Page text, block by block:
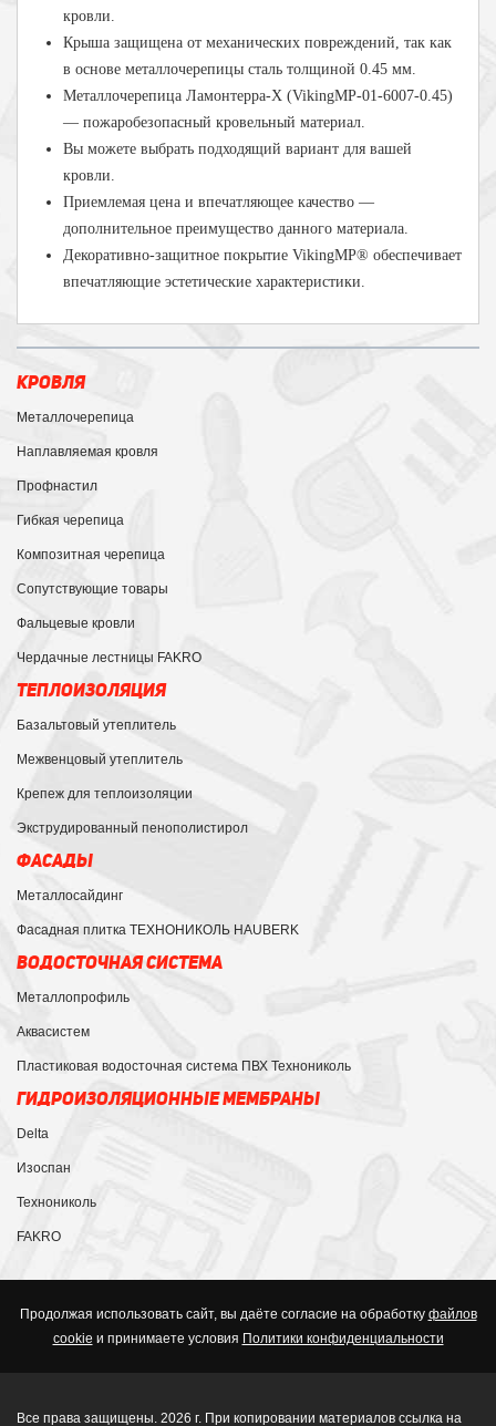
кровли.
Крыша защищена от механических повреждений, так как
в основе металлочерепицы сталь толщиной 0.45 мм.
Металлочерепица Ламонтерра-Х (VikingMP-01-6007-0.45)
— пожаробезопасный кровельный материал.
Вы можете выбрать подходящий вариант для вашей
кровли.
Приемлемая цена и впечатляющее качество —
дополнительное преимущество данного материала.
Декоративно-защитное покрытие VikingMP® обеспечивает
впечатляющие эстетические характеристики.
КРОВЛЯ
Металлочерепица
Наплавляемая кровля
Профнастил
Гибкая черепица
Композитная черепица
Сопутствующие товары
Фальцевые кровли
Чердачные лестницы FAKRO
ТЕПЛОИЗОЛЯЦИЯ
Базальтовый утеплитель
Межвенцовый утеплитель
Крепеж для теплоизоляции
Экструдированный пенополистирол
ФАСАДЫ
Металлосайдинг
Фасадная плитка ТЕХНОНИКОЛЬ HAUBERK
ВОДОСТОЧНАЯ СИСТЕМА
Металлопрофиль
Аквасистем
Пластиковая водосточная система ПВХ Технониколь
ГИДРОИЗОЛЯЦИОННЫЕ МЕМБРАНЫ
Delta
Изоспан
Технониколь
FAKRO
Продолжая использовать сайт, вы даёте согласие на обработку файлов
cookie и принимаете условия Политики конфиденциальности
Все права защищены. 2026 г. При копировании материалов ссылка на